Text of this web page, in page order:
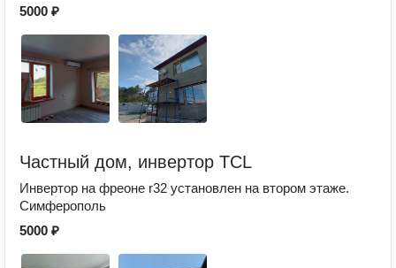
5000 ₽
Частный дом, инвертор TCL
Инвертор на фреоне r32 установлен на втором этаже.
Симферополь
5000 ₽